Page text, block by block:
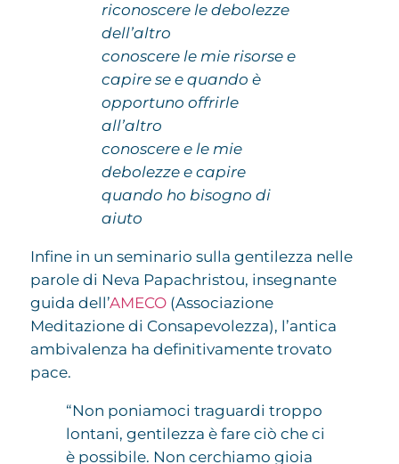
riconoscere le debolezze
dell’altro
conoscere le mie risorse e
capire se e quando è
opportuno offrirle
all’altro
conoscere e le mie
debolezze e capire
quando ho bisogno di
aiuto
Infine in un seminario sulla gentilezza nelle
parole di Neva Papachristou, insegnante
guida dell’AMECO(Associazione
Meditazione di Consapevolezza), l’antica
ambivalenza ha definitivamente trovato
pace.
“Non poniamoci traguardi troppo
lontani, gentilezza è fare ciò che ci
è possibile. Non cerchiamo gioia